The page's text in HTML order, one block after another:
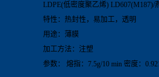
LDPE(低密度聚乙烯) LD607(M187)/
特性：热封性，易加工，透明
用途：薄膜
加工方法：注塑
参数：
熔指： 7.5g/10 min 密度：